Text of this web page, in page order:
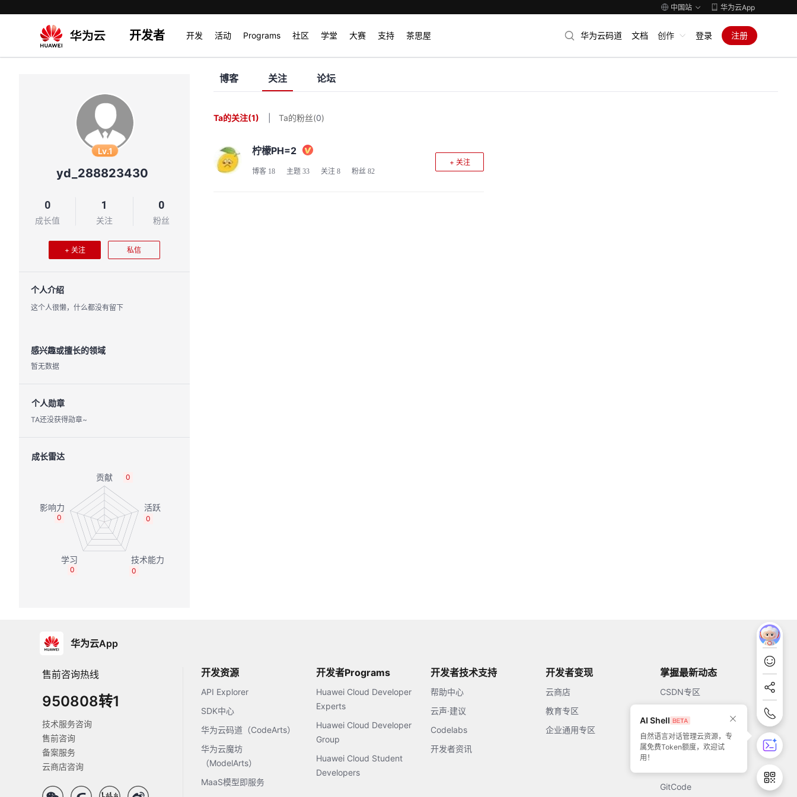
中国站 华为云App
开发者 开发 活动 Programs 社区 学堂 大赛 支持 茶思屋 华为云码道 文档 创作 登录 注册
Lv.1
yd_288823430
0
成长值
1
关注
0
粉丝
+ 关注 私信
个人介绍
这个人很懒，什么都没有留下
感兴趣或擅长的领域
暂无数据
个人勋章
TA还没获得勋章~
成长雷达
0
0
0
0
0
博客 关注 论坛
Ta的关注(1) Ta的粉丝(0)
柠檬PH=2
博客 18 主题 33 关注 8 粉丝 82
+ 关注
华为云App
售前咨询热线
950808转1
技术服务咨询
售前咨询
备案服务
云商店咨询
开发资源
API Explorer
SDK中心
华为云码道（CodeArts）
华为云魔坊
（ModelArts）
MaaS模型即服务
开发者Programs
Huawei Cloud Developer
Experts
Huawei Cloud Developer
Group
Huawei Cloud Student
Developers
开发者技术支持
帮助中心
云声·建议
Codelabs
开发者资讯
开发者变现
云商店
教育专区
企业通用专区
掌握最新动态
CSDN专区
51CTO
GitCode
AI Shell
自然语言对话管理云资源，专
属免费Token额度，欢迎试
用！